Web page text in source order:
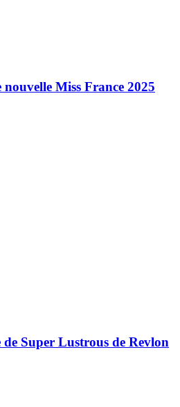
Miss France 2025
Super Lustrous de Revlon